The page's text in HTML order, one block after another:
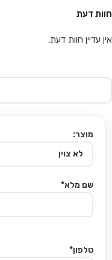
חוות דעת
אין עדיין חוות דעת.
מוצר:
שם מלא*
טלפון*